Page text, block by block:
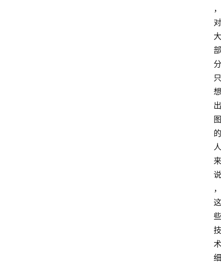
，
对
大
部
分
只
想
出
图
的
人
来
说
，
这
些
技
术
细